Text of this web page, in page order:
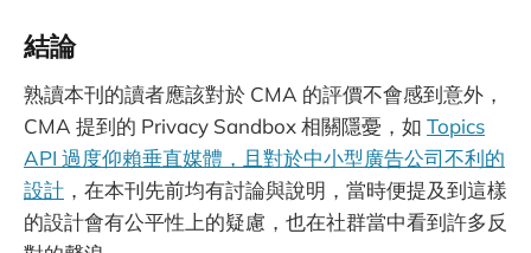
結論
熟讀本刊的讀者應該對於 CMA 的評價不會感到意外，
CMA 提到的 Privacy Sandbox 相關隱憂，如 Topics
API 過度仰賴垂直媒體，且對於中小型廣告公司不利的
設計 ，在本刊先前均有討論與說明，當時便提及到這樣
的設計會有公平性上的疑慮，也在社群當中看到許多反